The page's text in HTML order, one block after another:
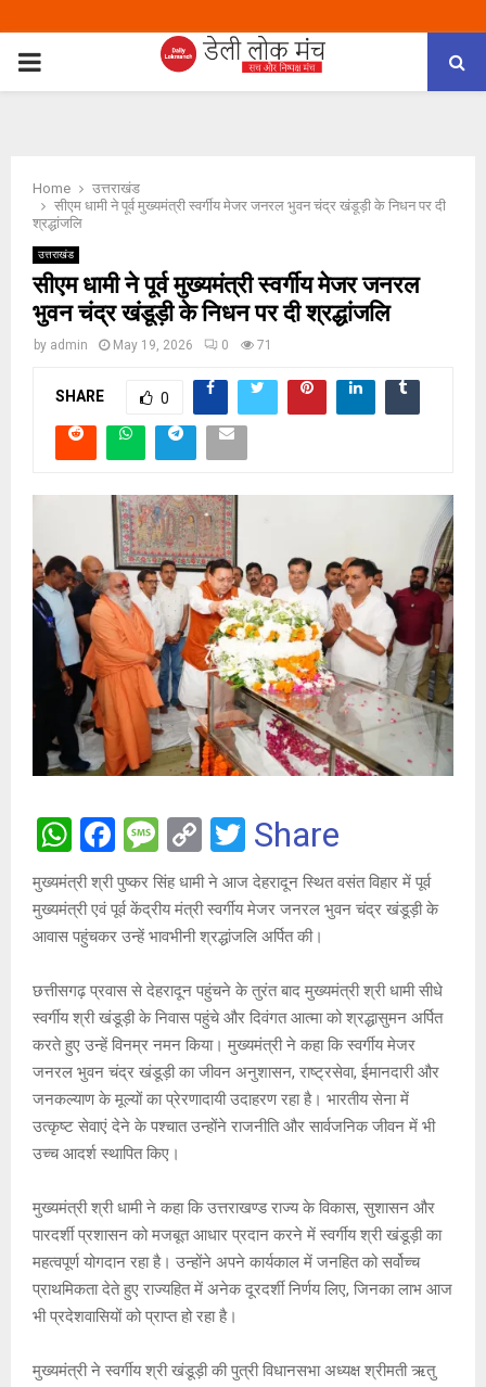
PRIMARY
Home
उत्तराखंड
सीएम धामी ने पूर्व मुख्यमंत्री स्वर्गीय मेजर जनरल भुवन चंद्र खंडूड़ी के निधन पर दी
श्रद्धांजलि
उत्तराखंड
सीएम धामी ने पूर्व मुख्यमंत्री स्वर्गीय मेजर जनरल
भुवन चंद्र खंडूड़ी के निधन पर दी श्रद्धांजलि
by admin May 19, 2026 0 71
SHARE 0
W
h
at
s
p
p
F
a
ce
b
o
k
M
es
s
a
e
C
o
py
Li
n
k
T
wi
tt
er
Share
मुख्यमंत्री श्री पुष्कर सिंह धामी ने आज देहरादून स्थित वसंत विहार में पूर्व
मुख्यमंत्री एवं पूर्व केंद्रीय मंत्री स्वर्गीय मेजर जनरल भुवन चंद्र खंडूड़ी के
आवास पहुंचकर उन्हें भावभीनी श्रद्धांजलि अर्पित की।
छत्तीसगढ़ प्रवास से देहरादून पहुंचने के तुरंत बाद मुख्यमंत्री श्री धामी सीधे
स्वर्गीय श्री खंडूड़ी के निवास पहुंचे और दिवंगत आत्मा को श्रद्धासुमन अर्पित
करते हुए उन्हें विनम्र नमन किया। मुख्यमंत्री ने कहा कि स्वर्गीय मेजर
जनरल भुवन चंद्र खंडूड़ी का जीवन अनुशासन, राष्ट्रसेवा, ईमानदारी और
जनकल्याण के मूल्यों का प्रेरणादायी उदाहरण रहा है। भारतीय सेना में
उत्कृष्ट सेवाएं देने के पश्चात उन्होंने राजनीति और सार्वजनिक जीवन में भी
उच्च आदर्श स्थापित किए।
मुख्यमंत्री श्री धामी ने कहा कि उत्तराखण्ड राज्य के विकास, सुशासन और
पारदर्शी प्रशासन को मजबूत आधार प्रदान करने में स्वर्गीय श्री खंडूड़ी का
महत्वपूर्ण योगदान रहा है। उन्होंने अपने कार्यकाल में जनहित को सर्वोच्च
प्राथमिकता देते हुए राज्यहित में अनेक दूरदर्शी निर्णय लिए, जिनका लाभ आज
भी प्रदेशवासियों को प्राप्त हो रहा है।
मुख्यमंत्री ने स्वर्गीय श्री खंडूड़ी की पुत्री विधानसभा अध्यक्ष श्रीमती ऋतु